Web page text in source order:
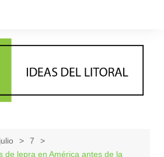
julio
7
de lepra en América antes de la